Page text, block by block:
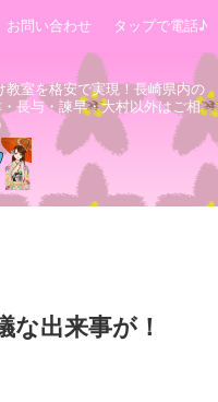
お問い合わせ タップで電話♪
室を格安で実現！長崎県内の
長与・諫早・大村以外はご相
な出来事が！